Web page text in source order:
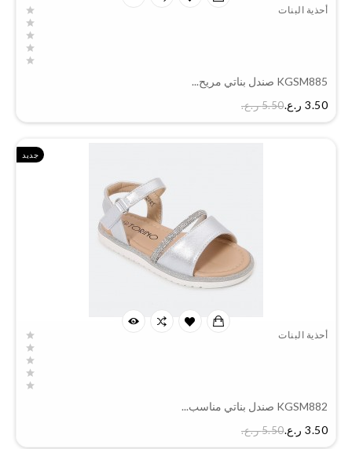
أحذية البنات
KGSM885 صندل بناتي مريح...
3.50 ر.ع.‏
5.50 ر.ع.‏
جديد
أحذية البنات
KGSM882 صندل بناتي مناسب...
3.50 ر.ع.‏
5.50 ر.ع.‏